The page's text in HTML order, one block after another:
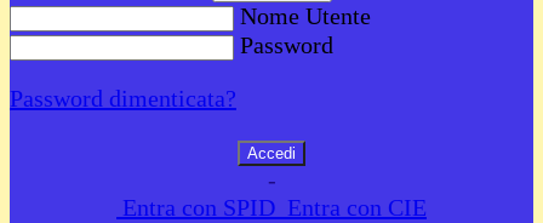
Nome Utente
Password
Password dimenticata?
-
Entra con SPID Entra con CIE